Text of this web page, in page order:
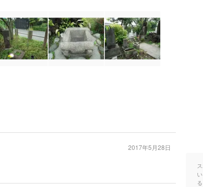
2017年5月28日